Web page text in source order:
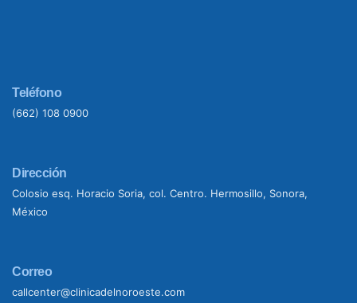
Teléfono
(662) 108 0900
Dirección
Colosio esq. Horacio Soria, col. Centro. Hermosillo, Sonora,
México
Correo
callcenter@clinicadelnoroeste.com